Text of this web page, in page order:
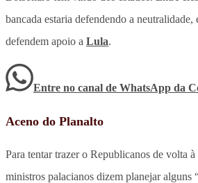
bancada estaria defendendo a neutralidade,
defendem apoio a Lula.
Entre no canal de WhatsApp da
Aceno do Planalto
Para tentar trazer o Republicanos de volta
ministros palacianos dizem planejar alguns